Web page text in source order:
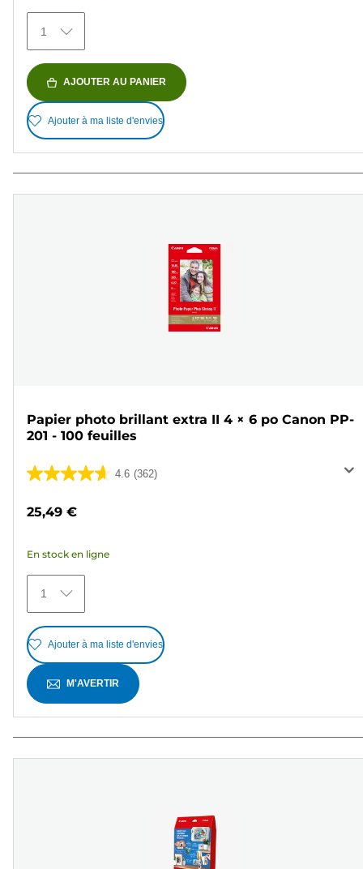
avis
1
AJOUTER AU PANIER
Ajouter à ma liste d'envies
Papier photo brillant extra II 4 × 6 po Canon PP-
201 - 100 feuilles
4.6 (362)
4.6
5
362
avis
25,49 €
En stock en ligne
1
Ajouter à ma liste d'envies
M'AVERTIR